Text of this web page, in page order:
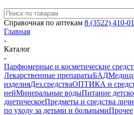
Справочная по аптекам 8 (3522) 410-
Главная
-
Каталог
-
Парфюмерные и косметические
Лекарственные препаратыБАД
изделияДез.средстваОПТИКА и
нейМинеральные водыПитание
диетическоеПредметы и средства
по уходу за детьми и больнымиПрочее